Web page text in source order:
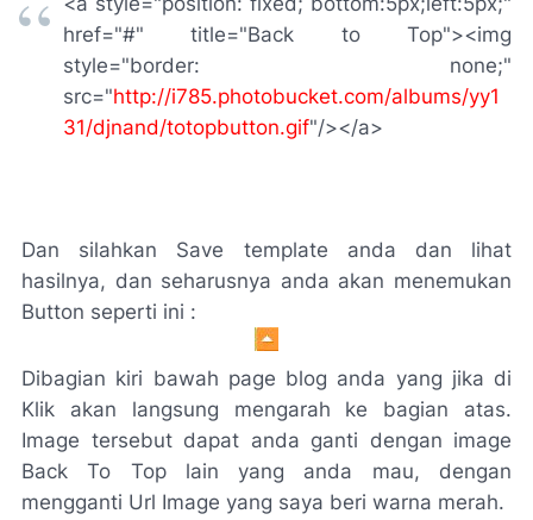
href="#" title="Back to Top"><img
style="border: none;"
src="http://i785.photobucket.com/albums/yy1
31/djnand/totopbutton.gif"/></a>
Dan silahkan Save template anda dan lihat
hasilnya, dan seharusnya anda akan menemukan
Button seperti ini :
Dibagian kiri bawah page blog anda yang jika di
Klik akan langsung mengarah ke bagian atas.
Image tersebut dapat anda ganti dengan image
Back To Top lain yang anda mau, dengan
mengganti Url Image yang saya beri warna merah.